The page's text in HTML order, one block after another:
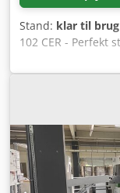
spændingssystem.
Låsning af chase
med strain
øvre ramme. 1
klemmer. 1 nedre
Stabelbakke. -
med Centerline-
Stand: klar til
102 CER - Perfekt
Årgang: 1985
400x350 mm
stansetryk: 250T
indføring
Sideanlæg Quick